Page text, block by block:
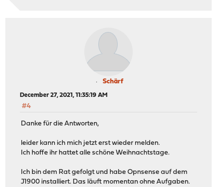
Schärf
December 27, 2021, 11:35:19 AM
#4
Danke für die Antworten,
leider kann ich mich jetzt erst wieder melden.
Ich hoffe ihr hattet alle schöne Weihnachtstage.
Ich bin dem Rat gefolgt und habe Opnsense auf dem
J1900 installiert. Das läuft momentan ohne Aufgaben.